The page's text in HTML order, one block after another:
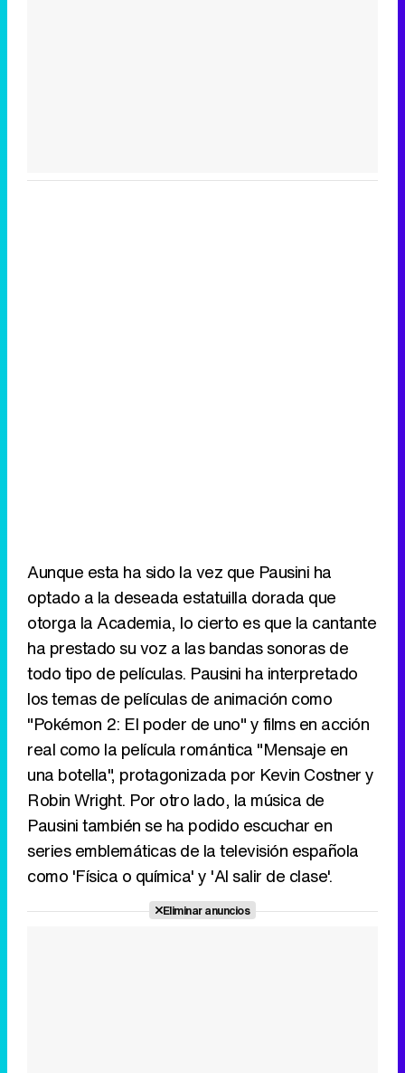
Aunque esta ha sido la vez que Pausini ha
optado a la deseada estatuilla dorada que
otorga la Academia, lo cierto es que la cantante
ha prestado su voz a las bandas sonoras de
todo tipo de películas. Pausini ha interpretado
los temas de películas de animación como
"Pokémon 2: El poder de uno" y films en acción
real como la película romántica "Mensaje en
una botella", protagonizada por Kevin Costner y
Robin Wright. Por otro lado, la música de
Pausini también se ha podido escuchar en
series emblemáticas de la televisión española
como 'Física o química' y 'Al salir de clase'.
Eliminar anuncios